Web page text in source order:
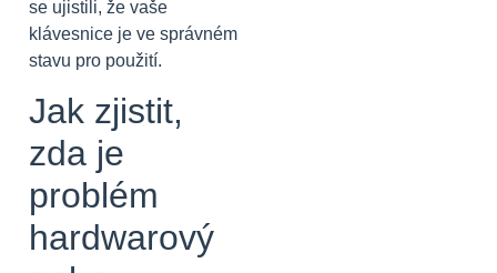
se ujistili, že vaše
klávesnice je ve správném
stavu pro použití.
Jak zjistit,
zda je
problém
hardwarový